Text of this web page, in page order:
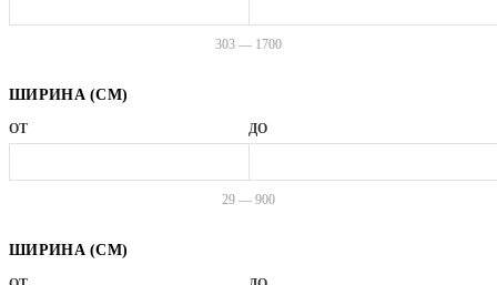
303 — 1700
ШИРИНА (СМ)
ОТ ДО
29 — 900
ШИРИНА (СМ)